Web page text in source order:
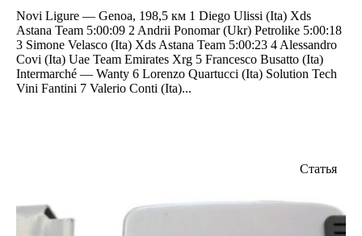
Novi Ligure — Genoa, 198,5 км 1 Diego Ulissi (Ita) Xds
Astana Team 5:00:09 2 Andrii Ponomar (Ukr) Petrolike 5:00:18
3 Simone Velasco (Ita) Xds Astana Team 5:00:23 4 Alessandro
Covi (Ita) Uae Team Emirates Xrg 5 Francesco Busatto (Ita)
Intermarché — Wanty 6 Lorenzo Quartucci (Ita) Solution Tech
Vini Fantini 7 Valerio Conti (Ita)...
Статья